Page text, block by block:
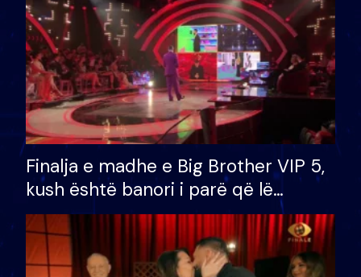
Finalja e madhe e Big Brother VIP 5,
kush është banori i parë që lë
shtëpinë dhe humb mundësinë për
të fituar çmimin e madh